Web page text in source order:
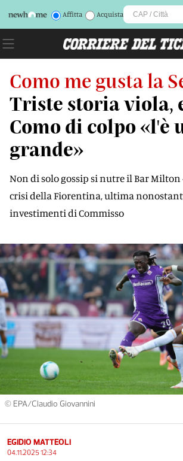
Affitta Acquista
Como me gusta la
Triste storia viola,
Como di colpo «l'è
grande»
Non di solo gossip si nutre il Bar Milton
crisi della Fiorentina, ultima
investimenti di Commisso
© EPA/Claudio Giovannini
EGIDIO MATTEOLI
04.11.2025 12:34